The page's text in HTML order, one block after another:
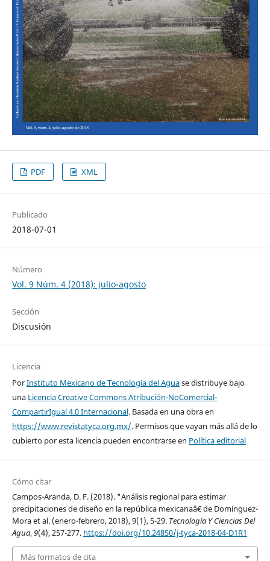
PDF XML
Publicado
2018-07-01
Número
Vol. 9 Núm. 4 (2018): julio-agosto
Sección
Discusión
Licencia
PorInstituto Mexicano de Tecnología del Aguase distribuye bajo
una Licencia Creative Commons Atribución-NoComercial-
CompartirIgual 4.0 Internacional. Basada en una obra en
https://www.revistatyca.org.mx/. Permisos que vayan más allá de lo
cubierto por esta licencia pueden encontrarse en Política editorial
Cómo citar
Campos-Aranda, D. F. (2018). "Análisis regional para estimar
precipitaciones de diseño en la república mexicanaâ€ de Domínguez-
Mora et al. (enero-febrero, 2018), 9(1), 5-29. Tecnología Y Ciencias Del
Agua,9(4), 257-277. https://doi.org/10.24850/j-tyca-2018-04-D1R1
Más formatos de cita